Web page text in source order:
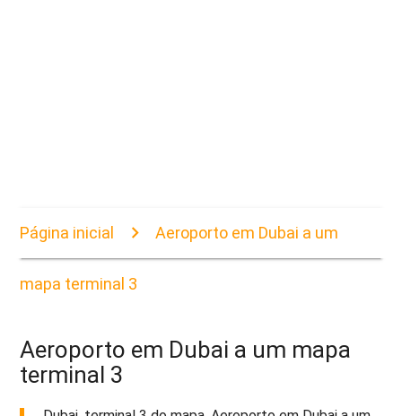
Página inicial Aeroporto em Dubai a um
mapa terminal 3
Aeroporto em Dubai a um mapa
terminal 3